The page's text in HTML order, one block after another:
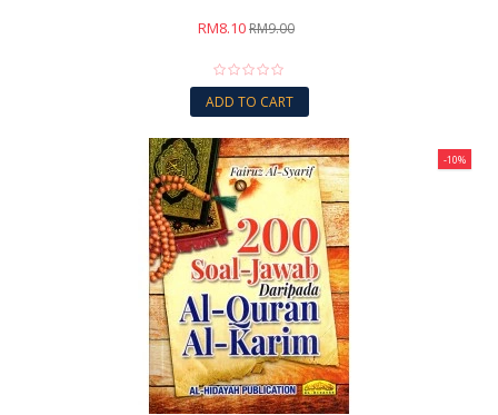
RM8.10RM9.00
ADD TO CART
-10%